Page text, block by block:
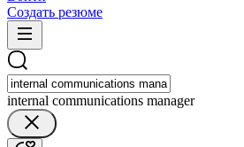
Создать резюме
internal communications manager